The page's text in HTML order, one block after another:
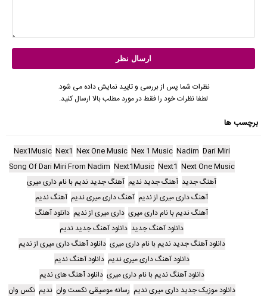
نظرات شما پس از بررسی و تایید نمایش داده می شود.
لطفا نظرات خود را فقط در مورد مطلب بالا ارسال کنید.
برچسب ها
Dari Miri
Nadim
Nex 1 Music
Nex One Music
Nex1
Nex1Music
Next One Music
Next1
Next1Music
Song Of Dari Miri From Nadim
آهنگ جدید آهنگ جدید ندیم آهنگ جدید ندیم با نام داری میری
آهنگ داری میری از ندیم آهنگ داری میری ندیم آهنگ ندیم
آهنگ ندیم با نام داری میری داری میری از ندیم دانلود آهنگ
دانلود آهنگ جدید دانلود آهنگ جدید ندیم
دانلود آهنگ جدید ندیم با نام داری میری دانلود آهنگ داری میری از ندیم
دانلود آهنگ داری میری ندیم دانلود آهنگ ندیم
دانلود آهنگ ندیم با نام داری میری دانلود آهنگ های ندیم
دانلود موزیک جدید داری میری ندیم رسانه موسیقی نکست وان ندیم نکس وان